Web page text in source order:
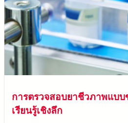
การตรวจสอบยาชีวภาพแบบ
เรียนรู้เชิงลึก